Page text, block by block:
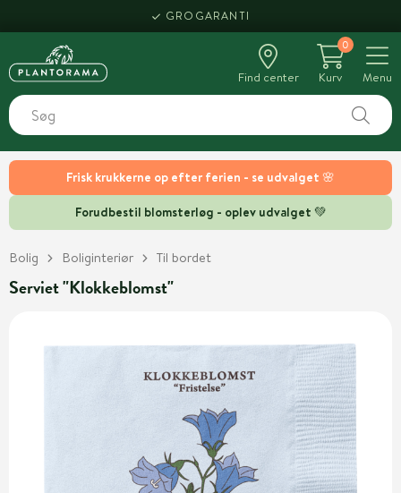
Frisk krukkerne op efter ferien - se udvalget 🌸
Forudbestil blomsterløg - oplev udvalget 💚
GROGARANTI
Find center
0
Kurv
Menu
Bolig Boliginteriør Til bordet
Serviet "Klokkeblomst"